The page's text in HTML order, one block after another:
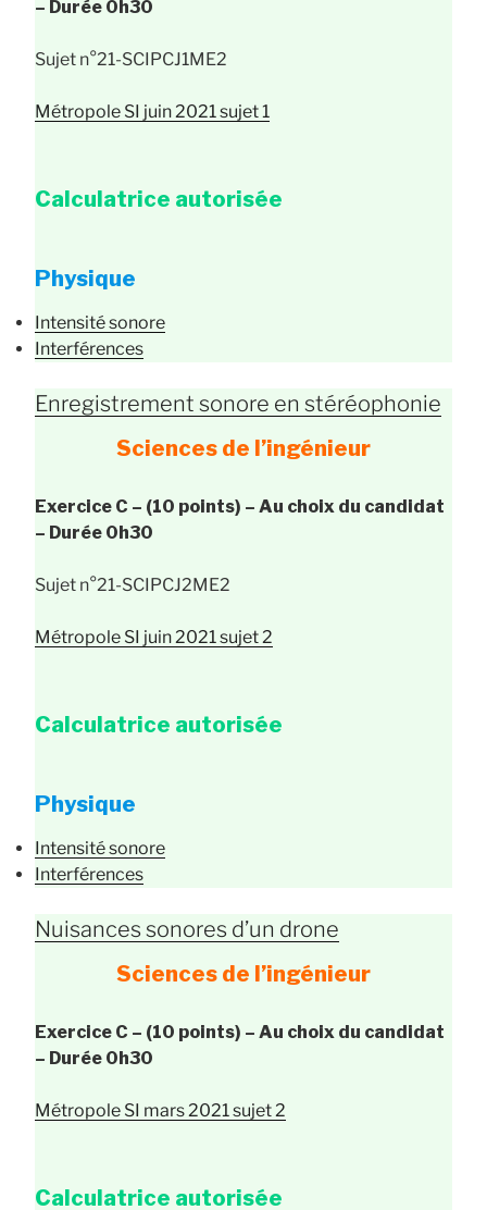
– Durée 0h30
Sujet n°21-SCIPCJ1ME2
Métropole SI juin 2021 sujet 1
Calculatrice autorisée
Physique
Intensité sonore
Interférences
Enregistrement sonore en stéréophonie
Sciences de l’ingénieur
Exercice C – (10 points) – Au choix du candidat
– Durée 0h30
Sujet n°21-SCIPCJ2ME2
Métropole SI juin 2021 sujet 2
Calculatrice autorisée
Physique
Intensité sonore
Interférences
Nuisances sonores d’un drone
Sciences de l’ingénieur
Exercice C – (10 points) – Au choix du candidat
– Durée 0h30
Métropole SI mars 2021 sujet 2
Calculatrice autorisée